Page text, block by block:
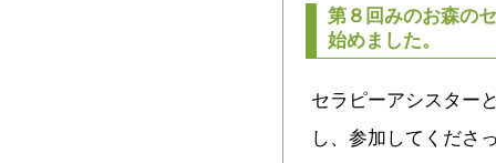
第８回みのお森の
始めました。
セラピーアシスター
し、参加してくださ